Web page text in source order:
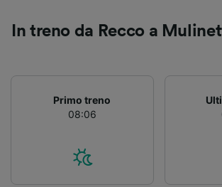
In treno da Recco a
Primo treno
08:06
Elenco dei partner (fornitori)